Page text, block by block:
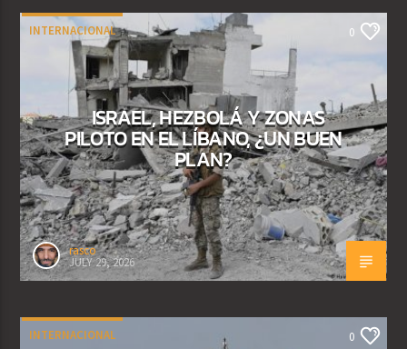
INTERNACIONAL 0
ISRAEL, HEZBOLÁ Y ZONAS
PILOTO EN EL LÍBANO, ¿UN BUEN
PLAN?
rasco
JULY 29, 2026
INTERNACIONAL 0